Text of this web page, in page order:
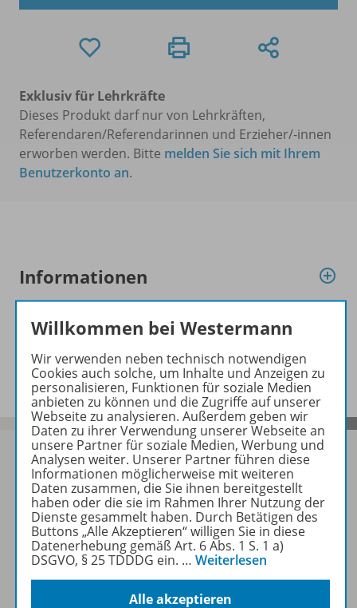
Exklusiv für Lehrkräfte
Dieses Produkt darf nur von Lehrkräften,
Referendaren/Referendarinnen und Erzieher/-innen
erworben werden. Bitte melden Sie sich mit Ihrem
Benutzerkonto an.
Informationen
Ergänzende Materialien zu
folgenden Werken
Sofort profitieren
Zum Newsletter anmelden
Willkommen bei Westermann
Wir verwenden neben technisch notwendigen
Cookies auch solche, um Inhalte und Anzeigen zu
personalisieren, Funktionen für soziale Medien
anbieten zu können und die Zugriffe auf unserer
Webseite zu analysieren. Außerdem geben wir
Daten zu ihrer Verwendung unserer Webseite an
unsere Partner für soziale Medien, Werbung und
Analysen weiter. Unserer Partner führen diese
Informationen möglicherweise mit weiteren
Daten zusammen, die Sie ihnen bereitgestellt
haben oder die sie im Rahmen Ihrer Nutzung der
Dienste gesammelt haben. Durch Betätigen des
Buttons „Alle Akzeptieren“ willigen Sie in diese
Datenerhebung gemäß Art. 6 Abs. 1 S. 1 a)
DSGVO, § 25 TDDDG ein. … Weiterlesen
Alle akzeptieren